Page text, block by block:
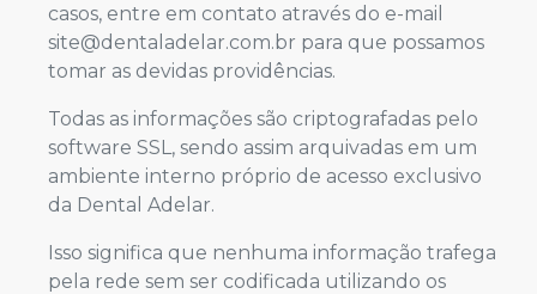
casos, entre em contato através do e-mail
site@dentaladelar.com.br para que possamos
tomar as devidas providências.
Todas as informações são criptografadas pelo
software SSL, sendo assim arquivadas em um
ambiente interno próprio de acesso exclusivo
da Dental Adelar.
Isso significa que nenhuma informação trafega
pela rede sem ser codificada utilizando os